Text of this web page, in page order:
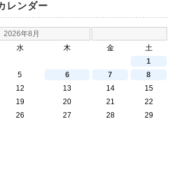
レンダー
2026年8月
水 木 金
土
1
5 6 7
8
12 13 14
15
19 20 21
22
26 27 28
29